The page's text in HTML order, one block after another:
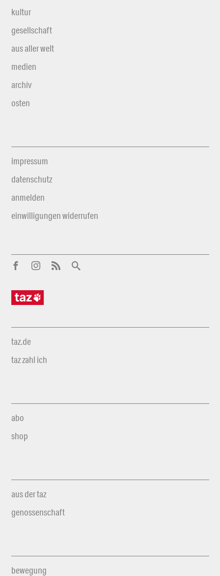
kultur
gesellschaft
aus aller welt
medien
archiv
osten
impressum
datenschutz
anmelden
einwilligungen widerrufen
taz.de
taz zahl ich
abo
shop
aus der taz
genossenschaft
bewegung